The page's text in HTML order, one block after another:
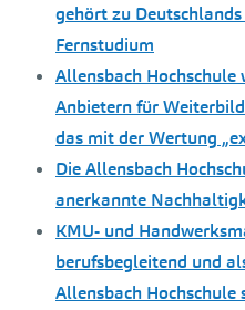
gehört zu
Fernstudium
Allensbach
Anbietern für
das mit der Wertung
Die Allensbach
anerkannte
KMU- und
berufsbegleitend und
Allensbach Hochschule